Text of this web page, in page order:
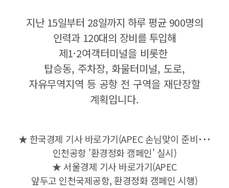
지난 15일부터 28일까지 하루 평균 900명의
인력과 120대의 장비를 투입해
제1·2여객터미널을 비롯한
탑승동, 주차장, 화물터미널, 도로,
자유무역지역 등 공항 전 구역을 재단장할
계획입니다.
★ 한국경제 기사 바로가기(APEC 손님맞이 준비˙ ˙˙
인천공항 '환경정화 캠페인' 실시)
★ 서울경제 기사 바로가기(APEC
앞두고 인천국제공항, 환경정화 캠페인 시행)